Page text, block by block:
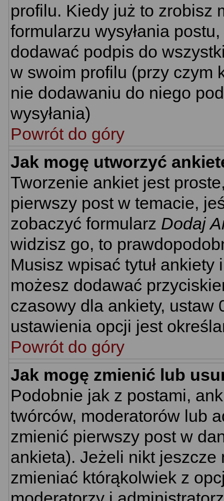
profilu. Kiedy już to zrobisz
formularzu wysyłania
dodawać podpis do
w swoim profilu (przy czym
nie dodawaniu do niego
wysyłania)
Powrót do góry
Jak mogę utworzyć
Tworzenie ankiet jest
pierwszy post w temacie,
zobaczyć formularz Dodaj
widzisz go, to
Musisz wpisać tytuł
możesz dodawać
czasowy dla ankiety, ustaw
ustawienia opcji jest
Powrót do góry
Jak mogę zmienić lub
Podobnie jak z postami,
twórców, moderatorów lub
zmienić pierwszy post w
ankieta). Jeżeli nikt jeszcze
zmieniać którąkolwiek z